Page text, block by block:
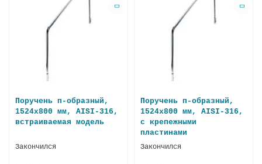
Поручень п-образный,
1524х800 мм, AISI-316,
встраиваемая модель
Закончился
Поручень п-образный,
1524х800 мм, AISI-316,
с крепежными
пластинами
Закончился